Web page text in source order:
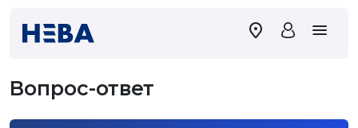
Вопрос-ответ